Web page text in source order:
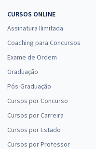
CURSOS ONLINE
Assinatura Ilimitada
Coaching para Concursos
Exame de Ordem
Graduação
Pós-Graduação
Cursos por Concurso
Cursos por Carreira
Cursos por Estado
Cursos por Professor